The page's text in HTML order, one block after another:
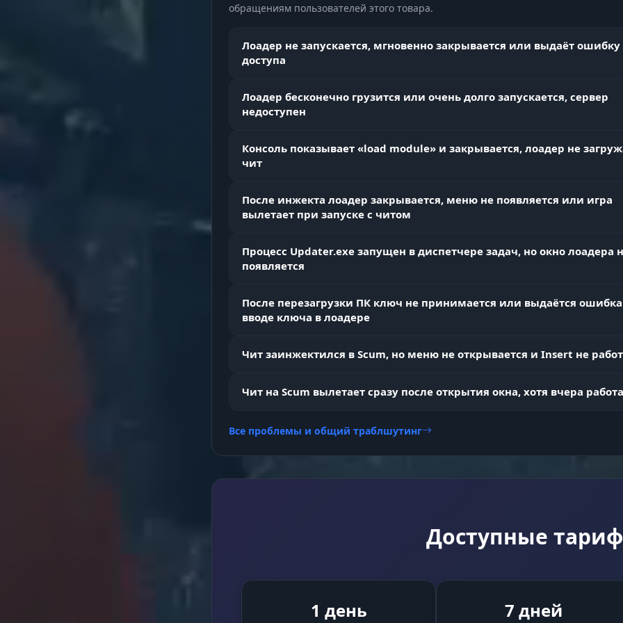
Silent Aim
устранения врагов.
урон. Твое оружие не ломается и бьет точно в цель.
Misc (Функции Бога)
предметы прямо к себе под ноги. Самый
NoClip & Teleport
Свобода движения. Проходи сквозь стены бункеров
Авто-взлом
обезвреживание бомб. Открывай любые двери и
Комфорт выживания. Убери темноту ночи и
обращениям пользователей этого товара.
Лоадер не запускается, мгновенно закрывается или выдаёт ошибку
доступа
Лоадер бесконечно грузится или очень долго запускается, сервер
недоступен
Консоль показывает «load module» и закрывается, лоадер не
чит
После инжекта лоадер закрывается, меню не появляется или игра
вылетает при запуске с читом
Процесс Updater.exe запущен в диспетчере задач, но окно лоадера
появляется
После перезагрузки ПК ключ не принимается или выдаётся
вводе ключа в лоадере
Чит заинжектился в Scum, но меню не открывается и Insert не
Чит на Scum вылетает сразу после открытия окна, хотя вчера
Все проблемы и общий траблшутинг
Доступные
1 день 7 дней